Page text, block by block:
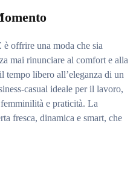
offrire una moda che sia
mai rinunciare al comfort e alla
tempo libero all’eleganza di un
casual ideale per il lavoro,
e praticità. La
fresca, dinamica e smart, che